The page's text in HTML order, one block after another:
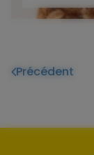
Précédent